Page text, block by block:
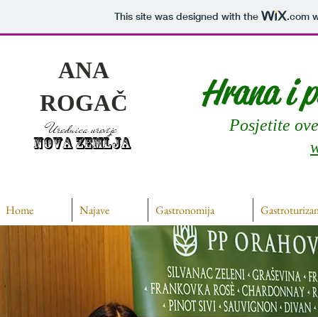
This site was designed with the .com
ANA
ROGAČ
Urednica urevije
NOVA ZEMLJA
Hrana i
Posjetite
Home Najave Gastronomija